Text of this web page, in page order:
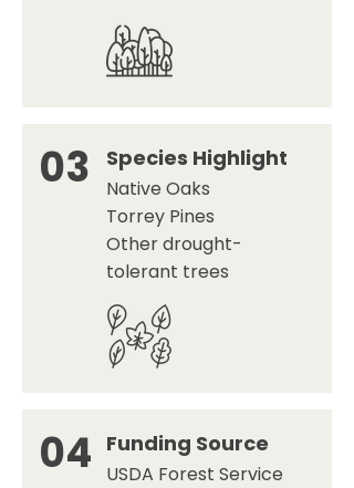
03 Species Highlight
Native Oaks
Torrey Pines
Other drought-
tolerant trees
04 Funding Source
USDA Forest Service